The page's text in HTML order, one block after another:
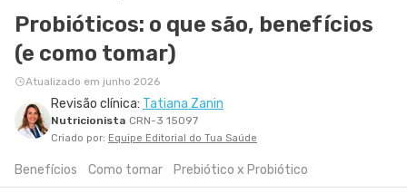
NUTRIÇÃO
GRAVIDEZ
Probióticos: o que são, benefícios
(e como tomar)
Atualizado em junho 2026
Revisão clínica: Tatiana Zanin
Nutricionista CRN-3 15097
Criado por: Equipe Editorial do Tua Saúde
Benefícios Como tomar Prebiótico x Probiótico